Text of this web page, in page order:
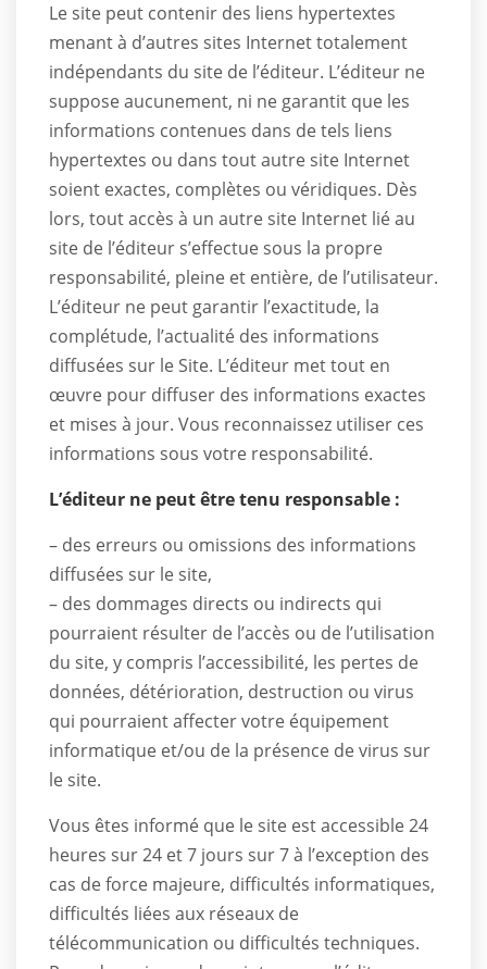
Le site peut contenir des liens hypertextes
menant à d’autres sites Internet totalement
indépendants du site de l’éditeur. L’éditeur ne
suppose aucunement, ni ne garantit que les
informations contenues dans de tels liens
hypertextes ou dans tout autre site Internet
soient exactes, complètes ou véridiques. Dès
lors, tout accès à un autre site Internet lié au
site de l’éditeur s’effectue sous la propre
responsabilité, pleine et entière, de l’utilisateur.
L’éditeur ne peut garantir l’exactitude, la
complétude, l’actualité des informations
diffusées sur le Site. L’éditeur met tout en
œuvre pour diffuser des informations exactes
et mises à jour. Vous reconnaissez utiliser ces
informations sous votre responsabilité.
L’éditeur ne peut être tenu responsable :
– des erreurs ou omissions des informations
diffusées sur le site,
– des dommages directs ou indirects qui
pourraient résulter de l’accès ou de l’utilisation
du site, y compris l’accessibilité, les pertes de
données, détérioration, destruction ou virus
qui pourraient affecter votre équipement
informatique et/ou de la présence de virus sur
le site.
Vous êtes informé que le site est accessible 24
heures sur 24 et 7 jours sur 7 à l’exception des
cas de force majeure, difficultés informatiques,
difficultés liées aux réseaux de
télécommunication ou difficultés techniques.